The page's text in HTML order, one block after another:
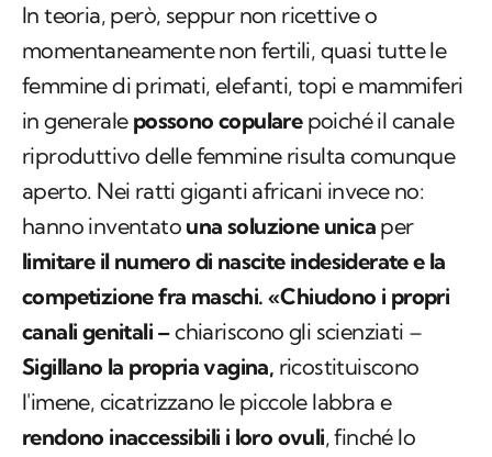
In teoria, però, seppur non ricettive o
momentaneamente non fertili, quasi tutte le
femmine di primati, elefanti, topi e mammiferi
in generale possono copularepoiché il canale
riproduttivo delle femmine risulta comunque
aperto. Nei ratti giganti africani invece no:
hanno inventato una soluzione unica per
limitare il numero di nascite indesiderate e la
competizione fra maschi. «Chiudono i propri
canali genitali –chiariscono gli scienziati –
Sigillano la propria vagina, ricostituiscono
l'imene, cicatrizzano le piccole labbra e
rendono inaccessibili i loro ovuli, finché lo